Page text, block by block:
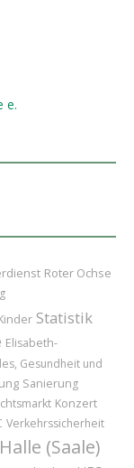
Roter Ochse
Statistik
Elisabeth-
Gesundheit und
Sanierung
Konzert
Verkehrssicherheit
Halle (Saale)